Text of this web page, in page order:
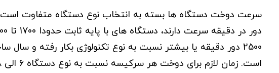
2500 دور دقیقه یا بیشتر نسبت به نوع تکنولوژی بکار رفته و